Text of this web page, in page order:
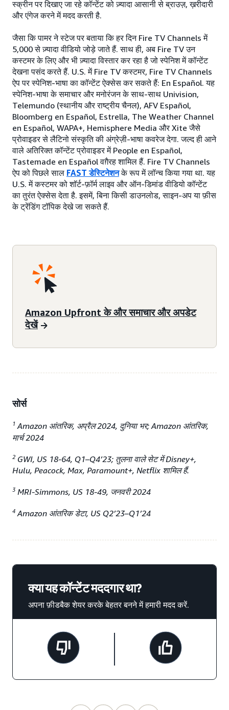
स्क्रीन पर दिखाए जा रहे कॉन्टेंट को ज़्यादा आसानी से ब्राउज़, ख़रीदारी
और एंगेज करने में मदद करती है.
जैसा कि पामर ने स्टेज पर बताया कि हर दिन Fire TV Channels में
5,000 से ज़्यादा वीडियो जोड़े जाते हैं. साथ ही, अब Fire TV उन
कस्टमर के लिए और भी ज़्यादा विस्तार कर रहा है जो स्पेनिश में कॉन्टेंट
देखना पसंद करते हैं. U.S. में Fire TV कस्टमर, Fire TV Channels
ऐप पर स्पेनिश-भाषा का कॉन्टेंट ऐक्सेस कर सकते हैं: En Español. यह
स्पेनिश-भाषा के समाचार और मनोरंजन के साथ-साथ Univision,
Telemundo (स्थानीय और राष्ट्रीय चैनल), AFV Español,
Bloomberg en Español, Estrella, The Weather Channel
en Español, WAPA+, Hemisphere Media और Xite जैसे
प्रोवाइडर से लैटिनो संस्कृति की अंग्रेज़ी-भाषा कवरेज देगा. जल्द ही आने
वाले अतिरिक्त कॉन्टेंट प्रोवाइडर में People en Español,
Tastemade en Español वग़ैरह शामिल हैं. Fire TV Channels
ऐप को पिछले साल FAST डेस्टिनेशनके रूप में लॉन्च किया गया था. यह
U.S. में कस्टमर को शॉर्ट-फ़ॉर्म लाइव और ऑन-डिमांड वीडियो कॉन्टेंट
का तुरंत ऐक्सेस देता है. इसमें, बिना किसी डाउनलोड, साइन-अप या फ़ीस
के ट्रेंडिंग टॉपिक देखे जा सकते हैं.
Amazon Upfront के और समाचार और अपडेट
देखें
सोर्स
1 Amazon आंतरिक, अप्रैल 2024, दुनिया भर; Amazon आंतरिक,
मार्च 2024
2 GWI, US 18-64, Q1–Q4’23; तुलना वाले सेट में Disney+,
Hulu, Peacock, Max, Paramount+, Netflix शामिल हैं.
3 MRI-Simmons, US 18-49, जनवरी 2024
4 Amazon आंतरिक डेटा, US Q2’23–Q1’24
क्या यह कॉन्टेंट मददगार था?
अपना फ़ीडबैक शेयर करके बेहतर बनने में हमारी मदद करें.